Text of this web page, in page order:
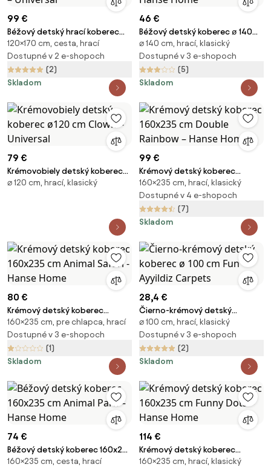
99 €
Béžový detský hrací koberec
120x170 cm Clown – Universal
120×170 cm, cesta, hrací
Dostupné v 2 e-shopoch
(2)
Skladom
46 €
Béžový detský koberec ø 140
cm Animal Party – Hanse Home
⌀ 140 cm, hrací, klasický
Dostupné v 3 e-shopoch
(5)
Skladom
79 €
Krémovobiely detský koberec
ø120 cm Clown – Universal
⌀ 120 cm, hrací, klasický
99 €
Krémový detský koberec
160x235 cm Double Rainbow –
Hanse Home
160×235 cm, hrací, klasický
Dostupné v 4 e-shopoch
(7)
Skladom
80 €
Krémový detský koberec
160x235 cm Animal Safari -
Hanse Home
160×235 cm, pre chlapca, hrací
Dostupné v 3 e-shopoch
(1)
Skladom
28,4 €
Čierno-krémový detský
koberec ø 100 cm Fun – Ayyildiz
Carpets
⌀ 100 cm, hrací, klasický
Dostupné v 3 e-shopoch
(2)
Skladom
74 €
Béžový detský koberec 160x235
cm Animal Park – Hanse Home
160×235 cm, cesta, hrací
114 €
Krémový detský koberec
160x235 cm Funny Dots – Hanse
160×235 cm, hrací, klasický